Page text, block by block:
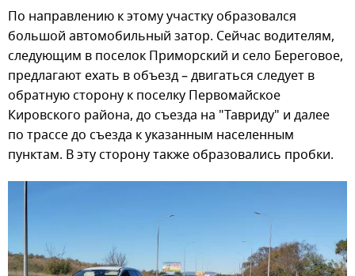
По направлению к этому участку образовался
большой автомобильный затор. Сейчас водителям,
следующим в поселок Приморский и село Береговое,
предлагают ехать в объезд – двигаться следует в
обратную сторону к поселку Первомайское
Кировского района, до съезда на "Тавриду" и далее
по трассе до съезда к указанным населенным
пунктам. В эту сторону также образовались пробки.